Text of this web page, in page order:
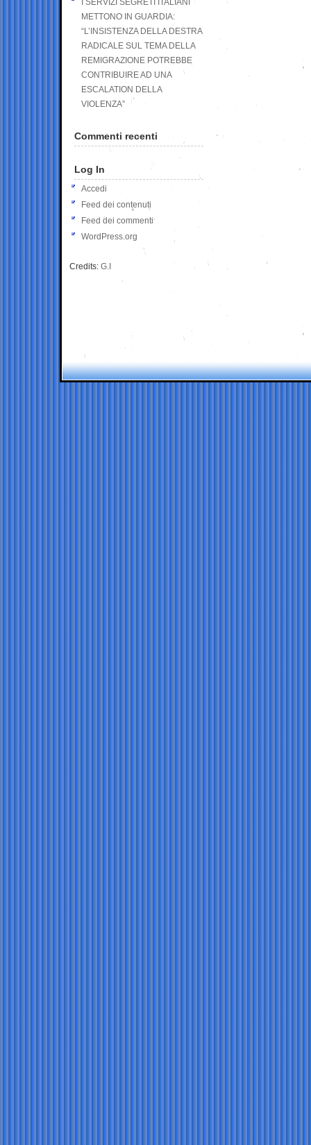
I SERVIZI SEGRETI ITALIANI
METTONO IN GUARDIA:
“L’INSISTENZA DELLA DESTRA
RADICALE SUL TEMA DELLA
REMIGRAZIONE POTREBBE
CONTRIBUIRE AD UNA
ESCALATION DELLA
VIOLENZA”
Commenti recenti
Log In
Accedi
Feed dei contenuti
Feed dei commenti
WordPress.org
Credits: G.I